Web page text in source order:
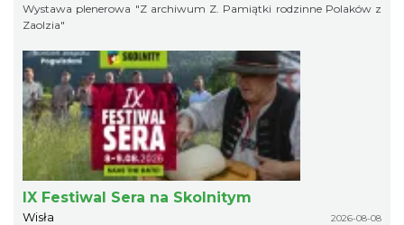
Wystawa plenerowa "Z archiwum Z. Pamiątki rodzinne Polaków z
Zaolzia"
IX Festiwal Sera na Skolnitym
Wisła 2026-08-08